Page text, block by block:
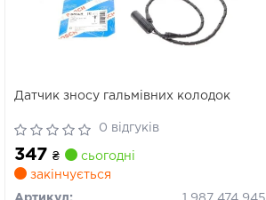
Датчик зносу гальмівних колодок
0 відгуків
347 ₴
сьогодні
закінчується